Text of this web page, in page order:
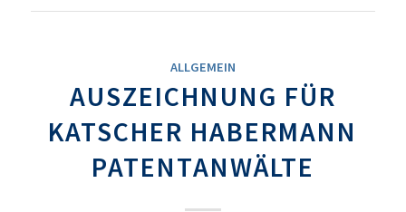
ALLGEMEIN
AUSZEICHNUNG FÜR
KATSCHER HABERMANN
PATENTANWÄLTE